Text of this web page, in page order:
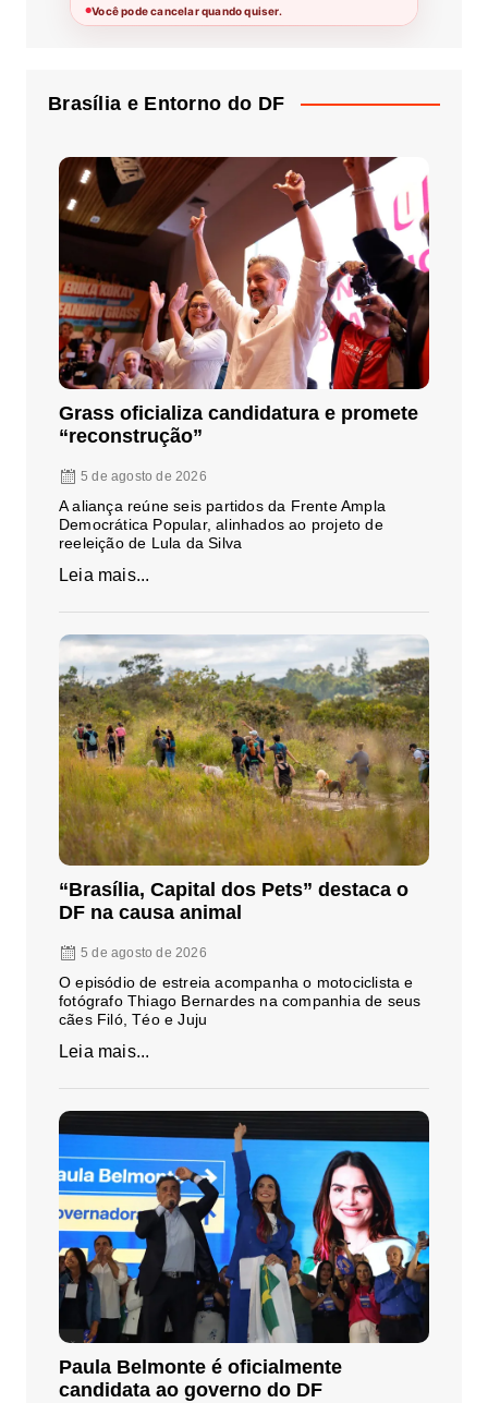
●Você pode cancelar quando quiser.
Brasília e Entorno do DF
Grass oficializa candidatura e promete
“reconstrução”
5 de agosto de 2026
A aliança reúne seis partidos da Frente Ampla
Democrática Popular, alinhados ao projeto de
reeleição de Lula da Silva
Leia mais...
“Brasília, Capital dos Pets” destaca o
DF na causa animal
5 de agosto de 2026
O episódio de estreia acompanha o motociclista e
fotógrafo Thiago Bernardes na companhia de seus
cães Filó, Téo e Juju
Leia mais...
Paula Belmonte é oficialmente
candidata ao governo do DF